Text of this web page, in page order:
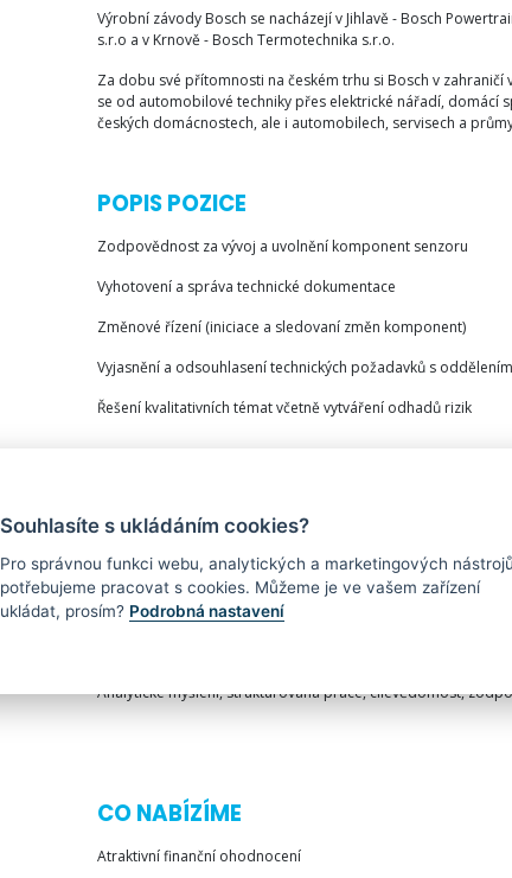
Výrobní závody Bosch se nacházejí v Jihlavě - Bosch
s.r.o a v Krnově - Bosch Termotechnika s.r.o.
Za dobu své přítomnosti na českém trhu si Bosch v
se od automobilové techniky přes elektrické nářadí, domácí
českých domácnostech, ale i automobilech, servisech a
POPIS POZICE
Zodpovědnost za vývoj a uvolnění komponent senzoru
Vyhotovení a správa technické dokumentace
Změnové řízení (iniciace a sledovaní změn komponent)
Vyjasnění a odsouhlasení technických požadavků s
Řešení kvalitativních témat včetně vytváření odhadů rizik
CO HLEDÁME
VŠ vzdělání technického směru
Komunikativní znalost anglického jazyka, něměcký jazyk
Analytické myšlení, strukturovaná práce, cílevědomost,
CO NABÍZÍME
Atraktivní finanční ohodnocení
Souhlasíte s ukládáním cookies?
Pro správnou funkci webu, analytických a marketingových nástrojů
potřebujeme pracovat s cookies. Můžeme je ve vašem zařízení
ukládat, prosím? Podrobná nastavení